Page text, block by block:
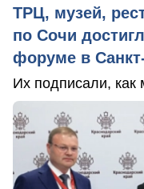
ТРЦ, музей,
по Сочи
форуме в
Их подписали, как